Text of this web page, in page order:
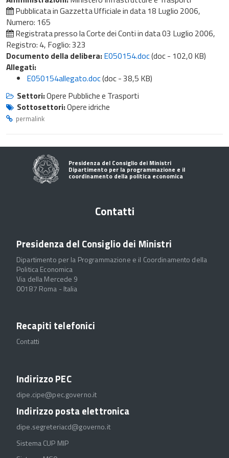
Pubblicata in Gazzetta Ufficiale in data18 Luglio 2006,
Numero: 165
Registrata presso la Corte dei Conti in data03 Luglio 2006,
Registro: 4, Foglio: 323
Documento della delibera:E050154.doc(doc - 102,0 KB)
Allegati:
E050154allegato.doc(doc - 38,5 KB)
Settori:Opere Pubbliche e Trasporti
Sottosettori:Opere idriche
permalink
Presidenza del Consiglio dei Ministri
Dipartimento per la programmazione e il
coordinamento della politica economica
Contatti
Presidenza del Consiglio dei Ministri
Dipartimento per la Programmazione e il Coordinamento della
Politica Economica
Via della Mercede 9
00187 Roma - Italia
Recapiti telefonici
Contatti
Indirizzo PEC
dipe.cipe@pec.governo.it
Indirizzo posta elettronica
dipe.segreteriacd@governo.it
Sistema CUP MIP